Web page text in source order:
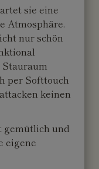
sie eine
Atmosphäre.
nur schön
per Softtouch
keinen
gemütlich und
eigene